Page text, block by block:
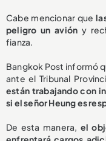
Cabe mencionar que
peligro un avión y
fianza.
Bangkok Post informó
ante el Tribunal
están trabajando con
si el señor Heung es
De esta manera, el